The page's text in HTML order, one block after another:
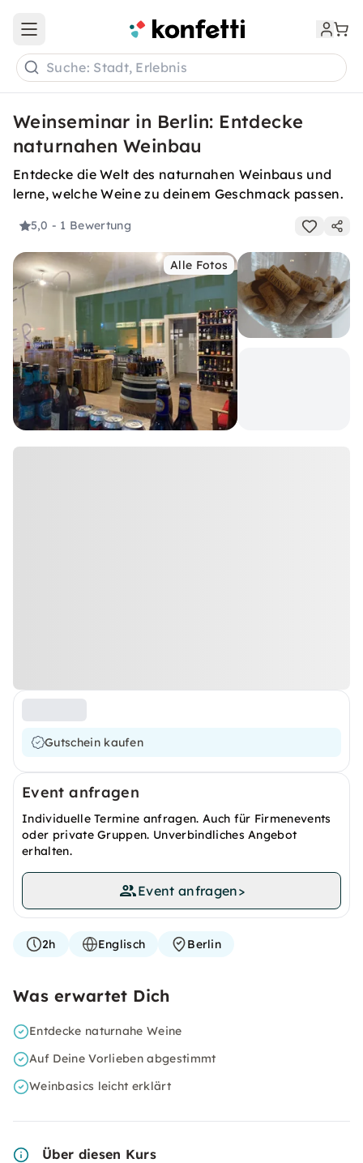
Open main menu
Suche: Stadt, Erlebnis
Weinseminar in Berlin: Entdecke
naturnahen Weinbau
Entdecke die Welt des naturnahen Weinbaus und
lerne, welche Weine zu deinem Geschmack passen.
5,0 - 1 Bewertung
Alle Fotos
Gutschein kaufen
Event anfragen
Individuelle Termine anfragen. Auch für Firmenevents
oder private Gruppen. Unverbindliches Angebot
erhalten.
Event anfragen>
2h Englisch Berlin
Was erwartet Dich
Entdecke naturnahe Weine
Auf Deine Vorlieben abgestimmt
Weinbasics leicht erklärt
Über diesen Kurs